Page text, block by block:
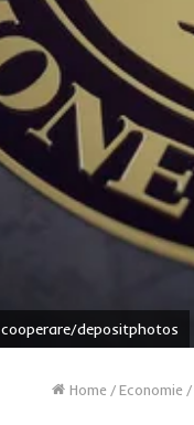
depositphotos
Home / Economie /